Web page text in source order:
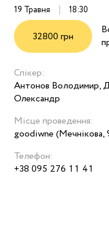
19 Травня 18:30
32800 грн
Спікер:
Антонов Володимир,
Олександр
Місце проведення:
goodiwne (Мечнікова,
Телефон:
+38 095 276 11 41